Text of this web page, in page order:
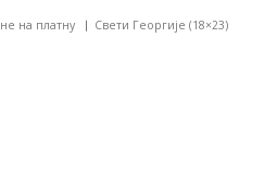
на платну Свети Георгије (18×23)